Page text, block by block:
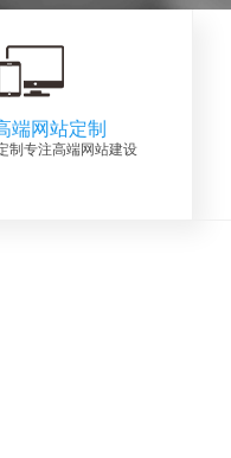
端网站定制
制专注高端网站建设